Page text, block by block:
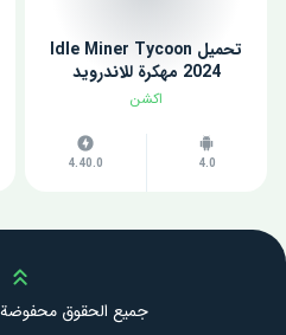
تحميل Idle Miner Tycoon
2024 مهكرة للاندرويد
اكشن
4.0
4.40.0
up
جميع الحقوق محفوضة